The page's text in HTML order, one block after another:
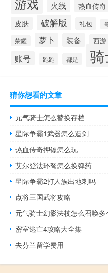
游戏 火线 热血传奇
皮肤 破解版 礼包
荣耀 萝卜 装备 西游
账号 跑跑 都是
猜你想看的文章
元气骑士怎么替换存档
星际争霸1武器怎么造剑
热血传奇押镖怎么玩
艾尔登法环弩怎么换弹药
星际争霸2打人族出地刺吗
点将三国武将攻略
元气骑士幻影法杖怎么召唤多
密室逃亡4攻略大全集
去芬兰留学费用